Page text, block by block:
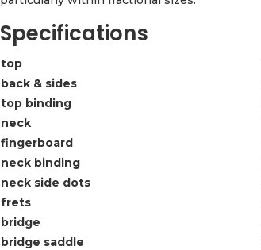
Specifications
top
back & sides
top binding
neck
fingerboard
neck binding
neck side dots
frets
bridge
bridge saddle